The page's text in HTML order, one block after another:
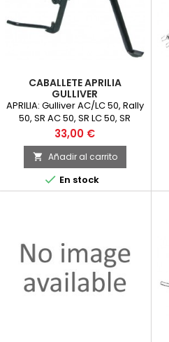
CABALLETE APRILIA
GULLIVER
APRILIA: Gulliver AC/LC 50, Rally
50, SR AC 50, SR LC 50, SR
www/Stealth/Racing
(Minarelli) 50
Precio
33,00 €
 Añadir al carrito
 En stock